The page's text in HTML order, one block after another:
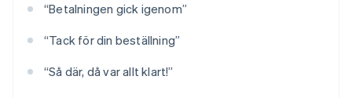
“Betalningen gick igenom”
“Tack för din beställning”
“Så där, då var allt klart!”